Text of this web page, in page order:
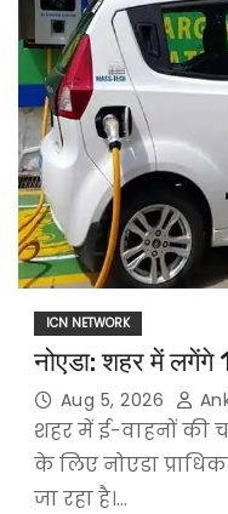
ICN NETWORK
नोएडा: शहर में लगेंगे
Aug 5, 2026
शहर में ई-वाहनों की
के लिए नोएडा
जा रहा है।…